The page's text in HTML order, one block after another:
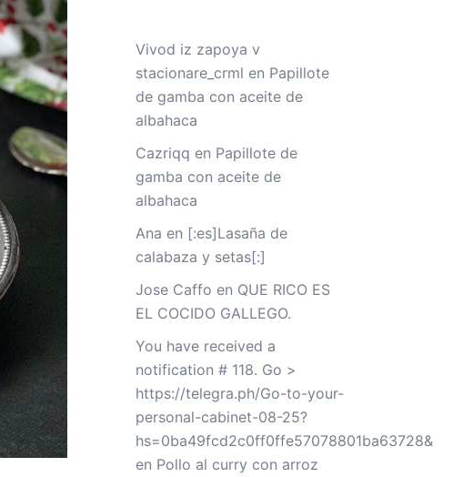
Vivod iz zapoya v
stacionare_crml en Papillote
de gamba con aceite de
albahaca
Cazriqq en Papillote de
gamba con aceite de
albahaca
Ana en [:es]Lasaña de
calabaza y setas[:]
Jose Caffo en QUE RICO ES
EL COCIDO GALLEGO.
You have received a
notification # 118. Go >
https://telegra.ph/Go-to-your-
personal-cabinet-08-25?
hs=0ba49fcd2c0ff0ffe57078801ba63728&
en Pollo al curry con arroz